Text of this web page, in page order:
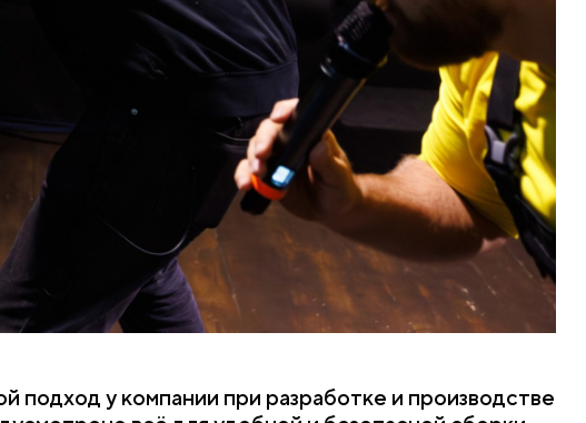
подход у компании при разработке и производстве